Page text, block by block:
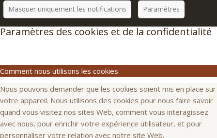
Masquer uniquement les notifications Paramètres
Paramètres des cookies et de la confidentialité
Comment nous utilisons les cookies
Nous pouvons demander que les cookies soient mis en place sur
votre appareil. Nous utilisons des cookies pour nous faire savoir
quand vous visitez nos sites Web, comment vous interagissez
avec nous, pour enrichir votre expérience utilisateur, et pour
personnaliser votre relation avec notre site Web.